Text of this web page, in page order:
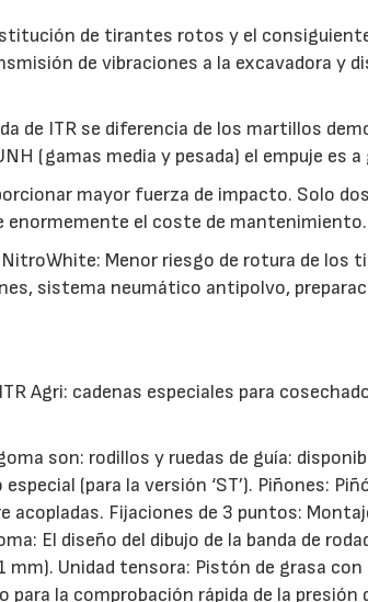
de tirantes rotos y el
de vibraciones a la excavadora y
de ITR se diferencia de los martillos
(gamas media y pesada) el empuje es a
mayor fuerza de impacto. Solo
enormemente el coste de mantenimiento.
Menor riesgo de rotura de los
sistema neumático antipolvo,
Agri: cadenas especiales para
son: rodillos y ruedas de guía:
(para la versión ‘ST’). Piñones:
Fijaciones de 3 puntos:
El diseño del dibujo de la banda de
mm). Unidad tensora: Pistón de grasa
la comprobación rápida de la presión